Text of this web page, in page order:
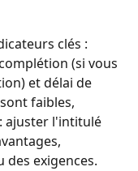
clés :
(si vous
et délai de
faibles,
ajuster l'intitulé
des exigences.